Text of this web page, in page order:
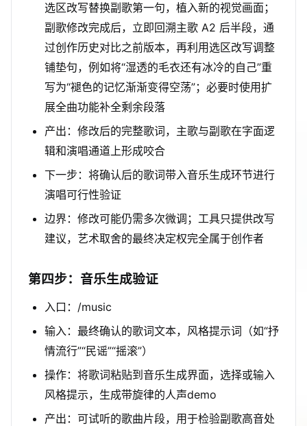
选区改写替换副歌第一句，植入新的视觉画面；
副歌修改完成后，立即回溯主歌 A2 后半段，通
过创作历史对比之前版本，再利用选区改写调整
铺垫句，例如将“湿透的毛衣还有冰冷的自己”重
写为“褪色的记忆渐渐变得空荡”；必要时使用扩
展全曲功能补全剩余段落
产出：修改后的完整歌词，主歌与副歌在字面逻
辑和演唱通道上形成咬合
下一步：将确认后的歌词带入音乐生成环节进行
演唱可行性验证
边界：修改可能仍需多次微调；工具只提供改写
建议，艺术取舍的最终决定权完全属于创作者
第四步：音乐生成验证
入口：/music
输入：最终确认的歌词文本，风格提示词（如“抒
情流行”“民谣”“摇滚”）
操作：将歌词粘贴到音乐生成界面，选择或输入
风格提示，生成带旋律的人声demo
产出：可试听的歌曲片段，用于检验副歌高音处